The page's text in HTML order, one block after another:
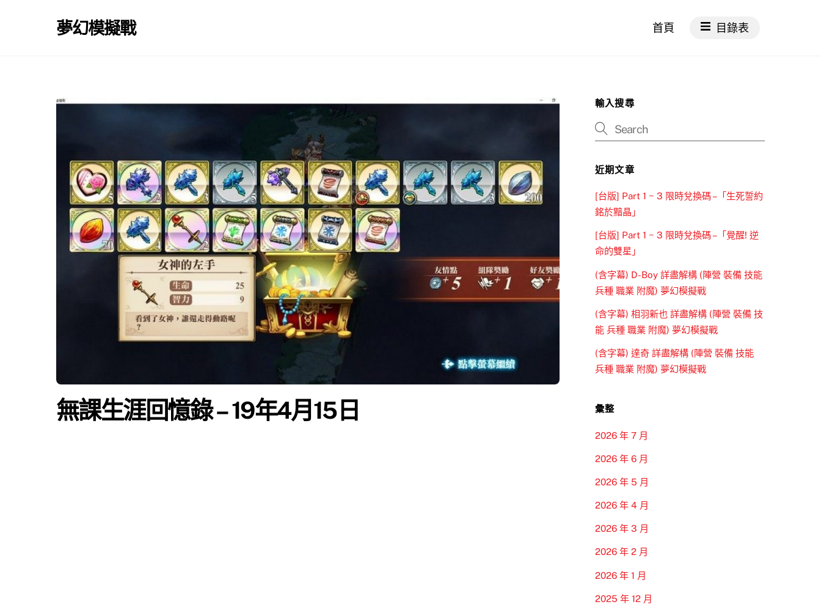
夢幻模擬戰 首頁 目錄表
無課生涯回憶錄 – 19年4月15日
輸入搜尋
近期文章
[台版] Part 1 ~ 3 限時兌換碼 –「生死誓約
銘於黯晶」
[台版] Part 1 ~ 3 限時兌換碼 –「覺醒! 逆
命的雙星」
(含字幕) D-Boy 詳盡解構 (陣營 裝備 技能
兵種 職業 附魔) 夢幻模擬戰
(含字幕) 相羽新也 詳盡解構 (陣營 裝備 技
能 兵種 職業 附魔) 夢幻模擬戰
(含字幕) 達奇 詳盡解構 (陣營 裝備 技能
兵種 職業 附魔) 夢幻模擬戰
彙整
2026 年 7 月
2026 年 6 月
2026 年 5 月
2026 年 4 月
2026 年 3 月
2026 年 2 月
2026 年 1 月
2025 年 12 月